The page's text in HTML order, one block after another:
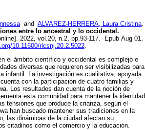
and ALVAREZ-HERRERA, Laura Cristina.
entre lo ancestral y lo occidental.
2022, vol.20, n.2, pp.93-117. Epub Aug 01,
10.11600/rlcsnj.20.2.5022.
el ámbito científico y occidental es complejo e
diversas que requieren ser visibilizadas para
infantil. La investigación es cualitativa, apoyada
con la participación de cuatro familias y
Los resultados dan cuenta de la noción de
esta comunidad para mantener la identidad
tensiones que produce la crianza, según el
han buscado mantener sus tradiciones en la
las dinámicas de la ciudad afectan su
citadinos como el comercio y la educación.